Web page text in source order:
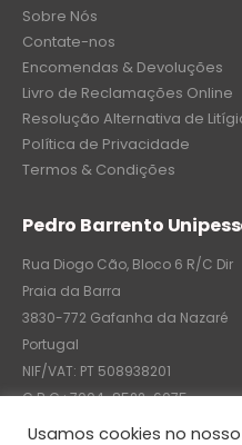
Sobre Nós
Contate-nos
Encomendas & Devoluções
Livro de Reclamações Online
Resolução Alternativa de
Política de Privacidade
Termos & Condições
Pedro Barrento
Rua Diogo Cão, Bloco 6 R/C Dir
Praia da Barra
3830-772 Gafanha da Nazaré
Portugal
NIF/VAT: PT 508938201
C.R.C.: 7004-8522-6075
Usamos cookies no